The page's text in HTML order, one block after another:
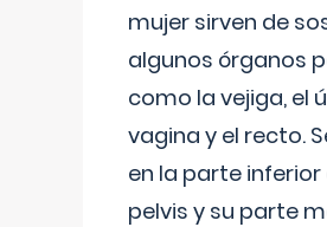
mujer sirven de
algunos órganos
como la vejiga, el
vagina y el recto.
en la parte inferior
pelvis y su parte